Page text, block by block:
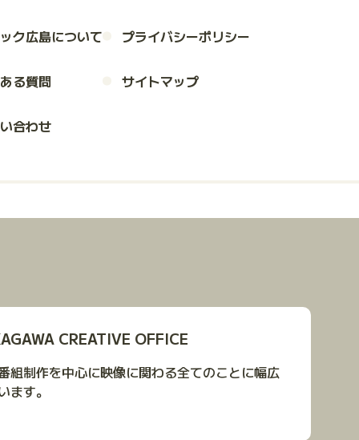
ク広島について
る質問
合わせ
プライバシーポリシー
サイトマップ
CREATIVE OFFICE
組制作を中心に映像に関わる全てのことに幅広
ます。